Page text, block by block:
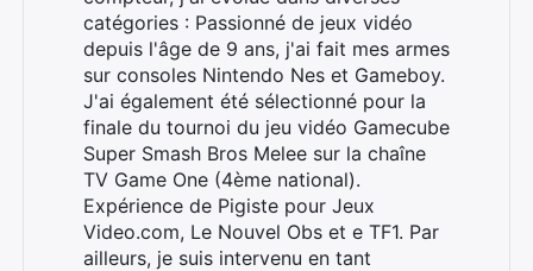
catégories : Passionné de jeux vidéo
depuis l'âge de 9 ans, j'ai fait mes armes
sur consoles Nintendo Nes et Gameboy.
J'ai également été sélectionné pour la
finale du tournoi du jeu vidéo Gamecube
Super Smash Bros Melee sur la chaîne
TV Game One (4ème national).
Expérience de Pigiste pour Jeux
Video.com, Le Nouvel Obs et e TF1. Par
ailleurs, je suis intervenu en tant